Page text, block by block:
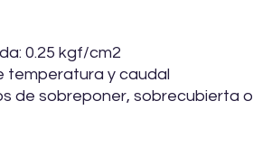
0.25 kgf/cm2
temperatura y caudal
de sobreponer, sobrecubierta o